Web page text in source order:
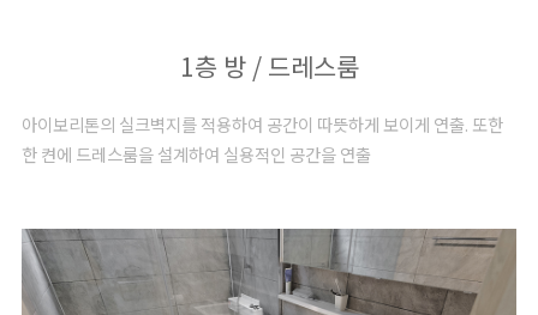
1층 방 / 드레스룸
아이보리톤의 실크벽지를 적용하여 공간이 따뜻하게 보이게 연출. 또한
한 켠에 드레스룸을 설계하여 실용적인 공간을 연출